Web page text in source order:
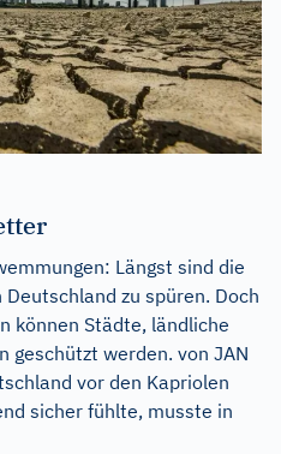
Längst sind die
zu spüren. Doch
können Städte, ländliche
geschützt werden. von JAN
vor den Kapriolen
sicher fühlte, musste in